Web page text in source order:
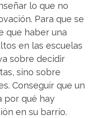
lo que no
Para que se
que haber una
en las escuelas
sobre decidir
sino sobre
Conseguir que un
por qué hay
en su barrio.